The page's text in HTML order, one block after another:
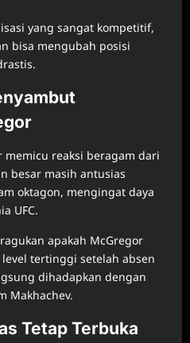
yang sangat kompetitif,
bisa mengubah posisi
memicu reaksi beragam dari
besar masih antusias
oktagon, mengingat daya
UFC.
apakah McGregor
tertinggi setelah absen
dihadapkan dengan
Makhachev.
Tetap Terbuka